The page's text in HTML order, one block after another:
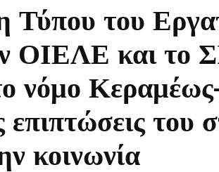
Τύπου του
ΟΙΕΛΕ και το
νόμο
του
κοινωνία